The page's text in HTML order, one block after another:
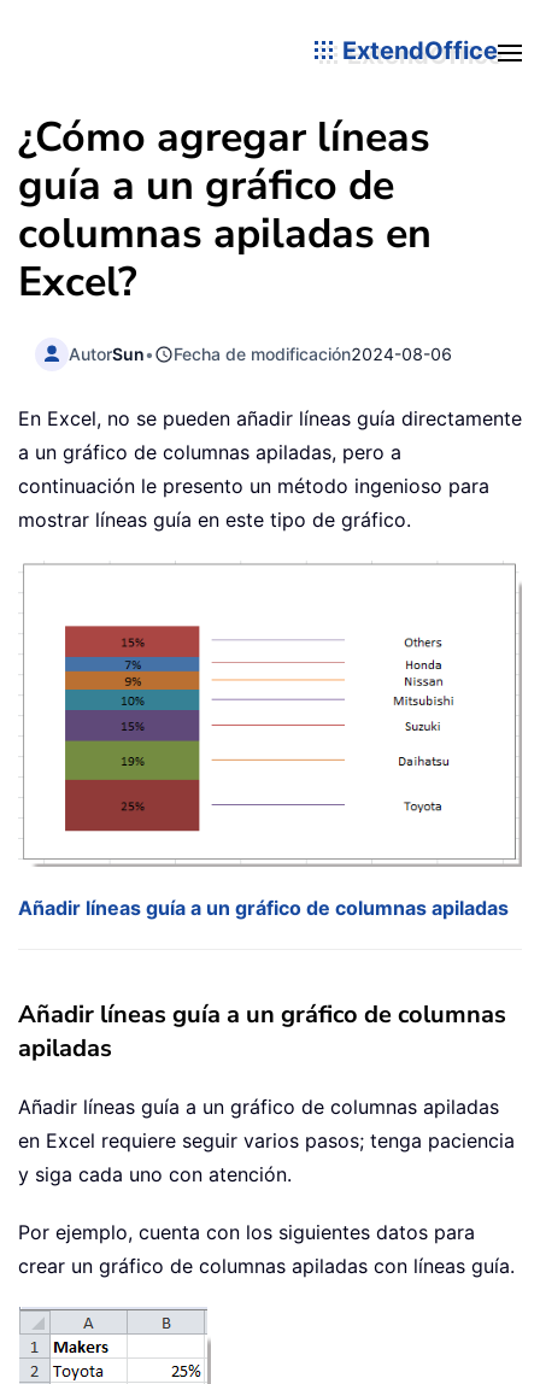
ExtendOffice
¿Cómo agregar líneas
guía a un gráfico de
columnas apiladas en
Excel?
AutorSun• Fecha de modificación2024-08-06
En Excel, no se pueden añadir líneas guía directamente
a un gráfico de columnas apiladas, pero a
continuación le presento un método ingenioso para
mostrar líneas guía en este tipo de gráfico.
Añadir líneas guía a un gráfico de columnas apiladas
Añadir líneas guía a un gráfico de columnas
apiladas
Añadir líneas guía a un gráfico de columnas apiladas
en Excel requiere seguir varios pasos; tenga paciencia
y siga cada uno con atención.
Por ejemplo, cuenta con los siguientes datos para
crear un gráfico de columnas apiladas con líneas guía.